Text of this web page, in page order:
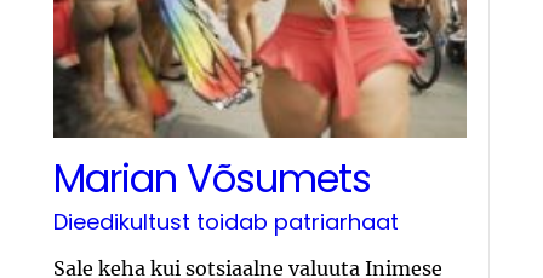
Marian Võsumets
Dieedikultust toidab patriarhaat
Sale keha kui sotsiaalne valuuta Inimese